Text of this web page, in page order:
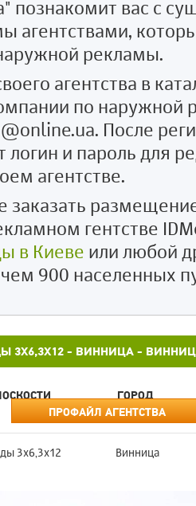
познакомит вас с
агентствами,
рекламы.
агентства в
по наружной
После
логин и пароль для
агентстве.
заказать
гентстве
в Киеве или любой
900 населенных
3X6,3X12 - ВИННИЦА -
ГОРОД
ПРОФАЙЛ АГЕНТСТВА
3x6,3x12
Винница